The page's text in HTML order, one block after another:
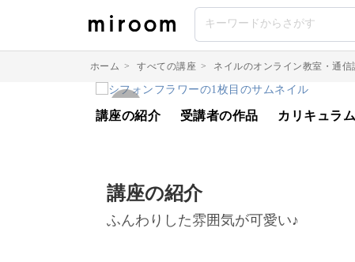
ホーム > すべての講座 > ネイルのオンライン教室・通信
講座の紹介 受講者の作品 カリキュラム
講座の紹介
ふんわりした雰囲気が可愛い♪